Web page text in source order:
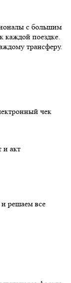
с большим
каждой поездке.
трансферу.
чек
и акт
решаем все